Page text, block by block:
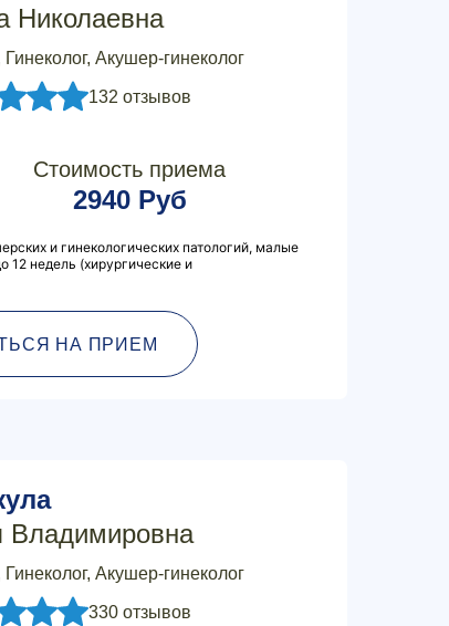
Николаевна
Акушер-гинеколог
132 отзывов
Стоимость приема
2940 Руб
и гинекологических патологий, малые
12 недель (хирургические и
НА ПРИЕМ
Акушер-гинеколог
330 отзывов